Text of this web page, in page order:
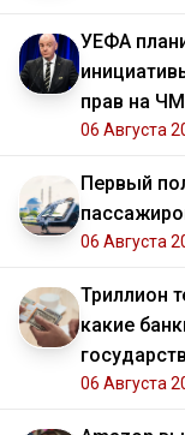
УЕФА
прав на ЧМ
06 Августа
Первый
06 Августа
Триллион
какие
06 Августа